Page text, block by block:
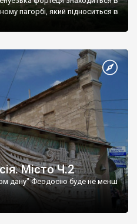
пагорбі, який підноситься в
Місто Ч.2
дану" Феодосію буде не менш